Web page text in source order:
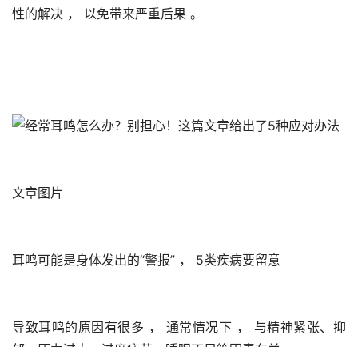
性的解决 ， 以免带来严重后果 。
文章图片
耳鸣可能是身体发出的“警报” ， 5类疾病要留意
导致耳鸣的原因有很多 ， 通常情况下 ， 与精神紧张、抑